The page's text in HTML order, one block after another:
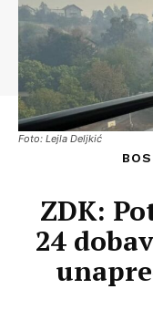
Foto: Lejla Deljkić
ZDK:
24